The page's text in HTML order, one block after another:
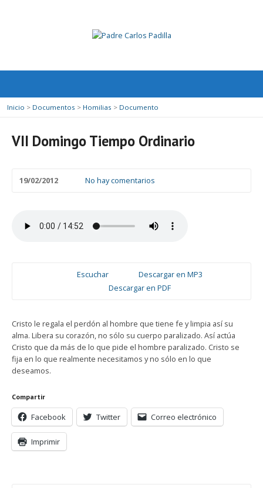
Inicio > Documentos > Homilias > Documento
VII Domingo Tiempo Ordinario
19/02/2012 No hay comentarios
Escuchar
Descargar en MP3
Descargar en PDF
Cristo le regala el perdón al hombre que tiene fe y limpia así su
alma. Libera su corazón, no sólo su cuerpo paralizado. Así actúa
Cristo que da más de lo que pide el hombre paralizado. Cristo se
fija en lo que realmente necesitamos y no sólo en lo que
deseamos.
Compartir
Facebook Twitter Correo electrónico
Imprimir